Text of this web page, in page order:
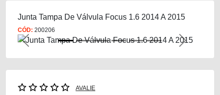
Junta Tampa De Válvula Focus 1.6 2014 A 2015
CÓD: 200206
Previous Next
AVALIE